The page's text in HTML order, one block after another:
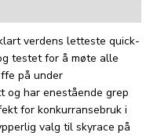
verdens letteste quick-
testet for å møte alle
på under
og har enestående grep
for konkurransebruk i
valg til skyrace på